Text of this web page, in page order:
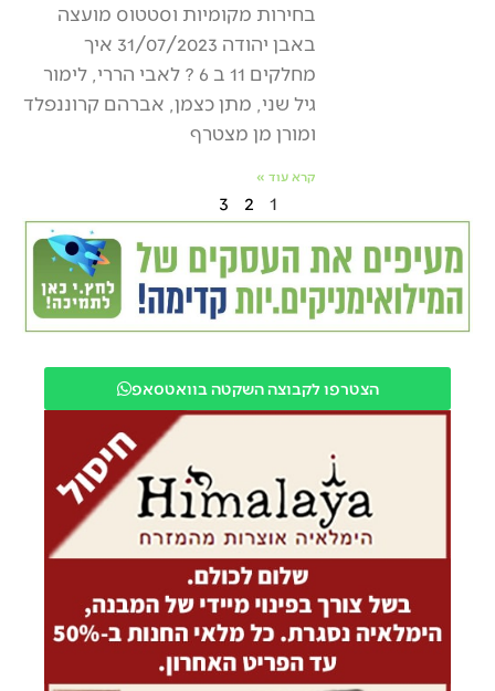
בחירות מקומיות וסטטוס מועצה
באבן יהודה 31/07/2023 איך
מחלקים 11 ב 6 ? לאבי הררי, לימור
גיל שני, מתן כצמן, אברהם קרוננפלד
ומורן מן מצטרף
קרא עוד »
1
2
3
הצטרפו לקבוצה השקטה בוואטסאפ